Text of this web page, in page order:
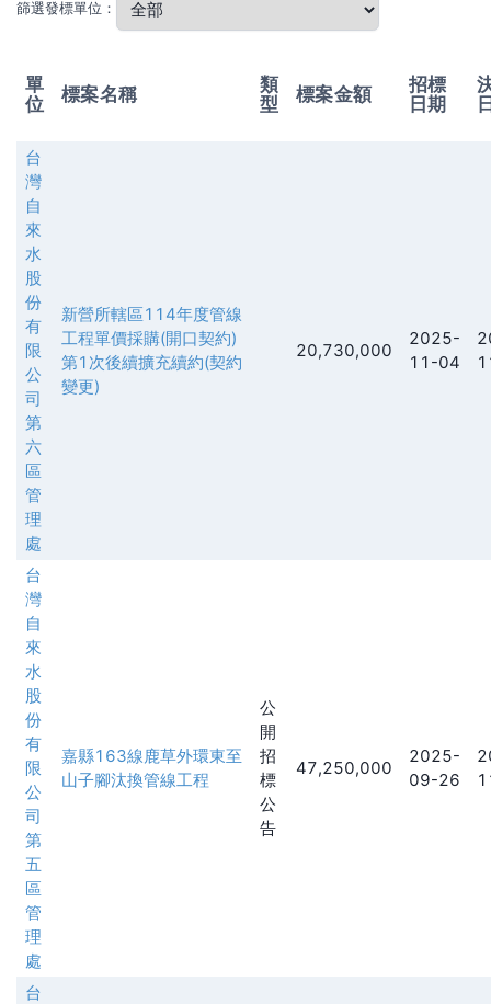
篩選發標單位：
單
位
標案名稱
類
型
標案金額
招標
日期
台
灣
自
來
水
股
份
有
限
公
司
第
六
區
管
理
處
新營所轄區114年度管線
工程單價採購(開口契約)
第1次後續擴充續約(契約
變更)
20,730,000
2025-
11-04
台
灣
自
來
水
股
份
有
限
公
司
第
五
區
管
理
處
嘉縣163線鹿草外環東至
山子腳汰換管線工程
公
開
招
標
公
告
47,250,000
2025-
09-26
台